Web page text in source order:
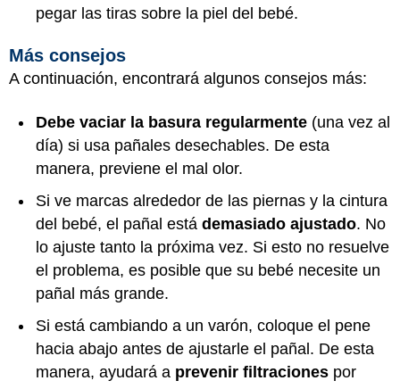
pegar las tiras sobre la piel del bebé.
Más consejos
A continuación, encontrará algunos consejos más:
Debe vaciar la basura regularmente (una vez al
día) si usa pañales desechables. De esta
manera, previene el mal olor.
Si ve marcas alrededor de las piernas y la cintura
del bebé, el pañal está demasiado ajustado. No
lo ajuste tanto la próxima vez. Si esto no resuelve
el problema, es posible que su bebé necesite un
pañal más grande.
Si está cambiando a un varón, coloque el pene
hacia abajo antes de ajustarle el pañal. De esta
manera, ayudará a prevenir filtraciones por